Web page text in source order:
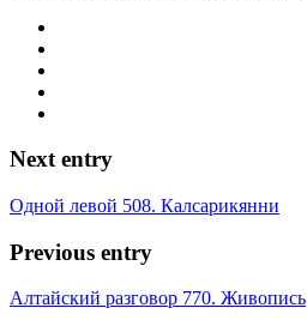
Next entry
Одной левой 508. Калсарикянни
Previous entry
Алтайский разговор 770. Живопись